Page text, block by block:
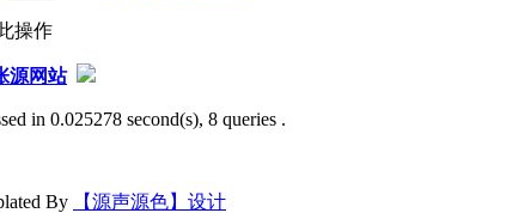
操作
源网站
in 0.025278 second(s), 8 queries .
By 【源声源色】设计